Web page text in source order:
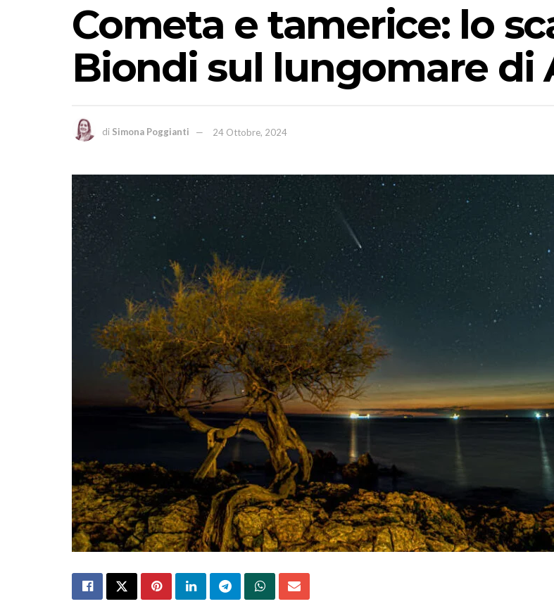
Cometa e tamerice: lo
Biondi sul lungomare di
di Simona Poggianti 24 Ottobre, 2024